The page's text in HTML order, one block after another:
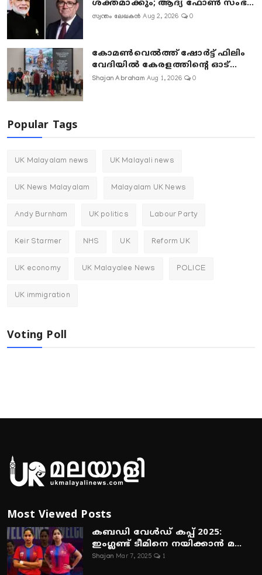
ശക്തമാക്കും; ആദ്യ ഫോൺ സംഭ...
സ്വന്തം ലേഖകൻ Aug 2, 2026 0
കോമൺവെൽത്ത് ഷോർട്ട് ഫിലിം
വേദിയിൽ കേരളത്തിന്റെ ഓട്...
Shajan Abraham Aug 1, 2026 0
Popular Tags
UK Malayalam news UK Malayali news
UK News Malayalam Malayalam UK News
Andy Burnham UK politics Labour Party
Keir Starmer NHS UK Reform UK
UK economy UK Malayalee News POLICE
UK immigration
Voting Poll
Most Viewed Posts
കബഡി വേൾഡ് കപ്പ് 2025:
ഇംഗ്ലണ്ട് ടീമിനെ നയിക്കാൻ മ...
Shajan Mar 7, 2025 1